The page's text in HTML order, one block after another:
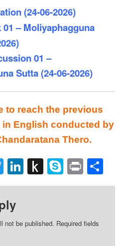
(24-06-2026)
01 – Moliyaphagguna
01 –
Sutta (24-06-2026)
to reach the previous
in English conducted by
Thero.
Twitter
LinkedIn
Push
to
Skype
Print
not be published. Required fields